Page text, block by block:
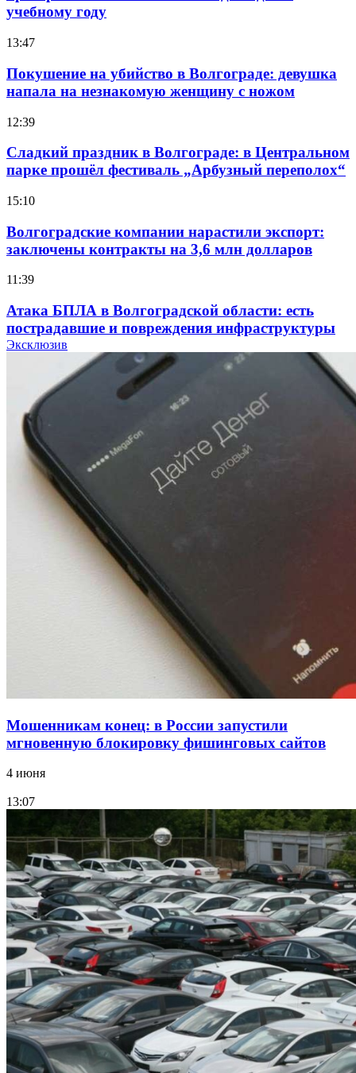
учебному году
13:47
Покушение на убийство в Волгограде: девушка
напала на незнакомую женщину с ножом
12:39
Сладкий праздник в Волгограде: в Центральном
парке прошёл фестиваль „Арбузный переполох“
15:10
Волгоградские компании нарастили экспорт:
заключены контракты на 3,6 млн долларов
11:39
Атака БПЛА в Волгоградской области: есть
пострадавшие и повреждения инфраструктуры
Волгоградские вузы в топе зарплатного
рейтинга: ВолгГТУ и ВолгГМУ вошли в топ‑15
для химической отрасли и фармацевтики
18:39
В Красноармейском районе Волгограда стартует
конкурс на ремонт моста через Волго‑Донской
судоходный канал
Фестиваль #ТриЧетыре в Волгограде пройдёт
11–13 сентября в рамках Года единства народов
Эксклюзив
Мошенникам конец: в России запустили
мгновенную блокировку фишинговых сайтов
4 июня
13:07